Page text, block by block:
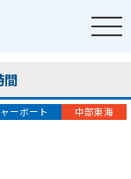
間
ーボート 中部東海